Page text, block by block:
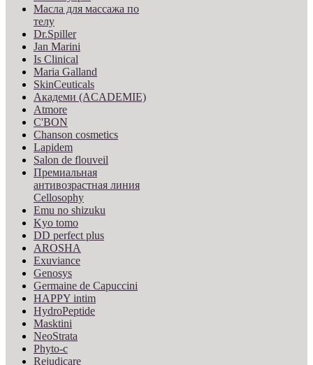
Масла для массажа по
телу
Dr.Spiller
Jan Marini
Is Clinical
Maria Galland
SkinCeuticals
Академи (ACADEMIE)
Atmore
C'BON
Chanson cosmetics
Lapidem
Salon de flouveil
Премиальная
антивозрастная линия
Cellosophy
Emu no shizuku
Kyo tomo
DD perfect plus
AROSHA
Exuviance
Genosys
Germaine de Capuccini
HAPPY intim
HydroPeptide
Masktini
NeoStrata
Phyto-c
Rejudicare